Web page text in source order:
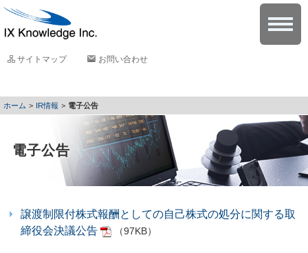
サイトマップ お問い合わせ
IR情報 電子公告
電子公告
譲渡制限付株式報酬としての自己株式の処分に関する取
締役会決議公告
（97KB）